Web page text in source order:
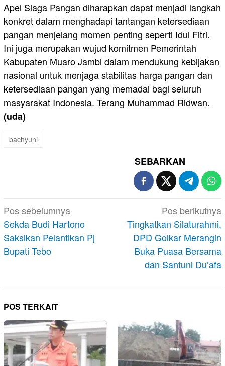
Apel Siaga Pangan diharapkan dapat menjadi langkah
konkret dalam menghadapi tantangan ketersediaan
pangan menjelang momen penting seperti Idul Fitri.
Ini juga merupakan wujud komitmen Pemerintah
Kabupaten Muaro Jambi dalam mendukung kebijakan
nasional untuk menjaga stabilitas harga pangan dan
ketersediaan pangan yang memadai bagi seluruh
masyarakat Indonesia. Terang Muhammad Ridwan.
(uda)
bachyuni
SEBARKAN
Navigasi
pos
Pos sebelumnya
Sekda Budi Hartono
Saksikan Pelantikan Pj
Bupati Tebo
Pos berikutnya
Tingkatkan Silaturahmi,
DPD Golkar Merangin
Buka Puasa Bersama
dan Santuni Du’afa
POS TERKAIT